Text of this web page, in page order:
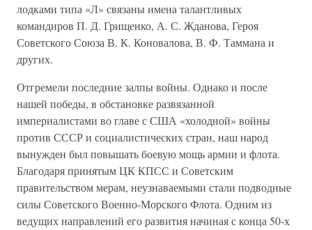
лодками типа «Л» связаны имена талантливых
командиров П. Д. Грищенко, А. С. Жданова, Героя
Советского Союза В. К. Коновалова, В. Ф. Таммана и
других.
Отгремели последние залпы войны. Однако и после
нашей победы, в обстановке развязанной
империалистами во главе с США «холодной» войны
против СССР и социалистических стран, наш народ
вынужден был повышать боевую мощь армии и флота.
Благодаря принятым ЦК КПСС и Советским
правительством мерам, неузнаваемыми стали подводные
силы Советского Военно-Морского Флота. Одним из
ведущих направлений его развития начиная с конца 50-х